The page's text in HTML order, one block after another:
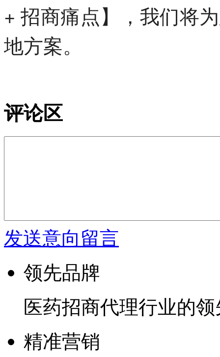
+ 招商痛点】，我们将
地方案。
评论区
发送意向留言
领先品牌
医药招商代理行业的
精准营销